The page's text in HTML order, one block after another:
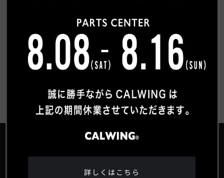
お客様紹介一覧にもどる
詳しくはこちら